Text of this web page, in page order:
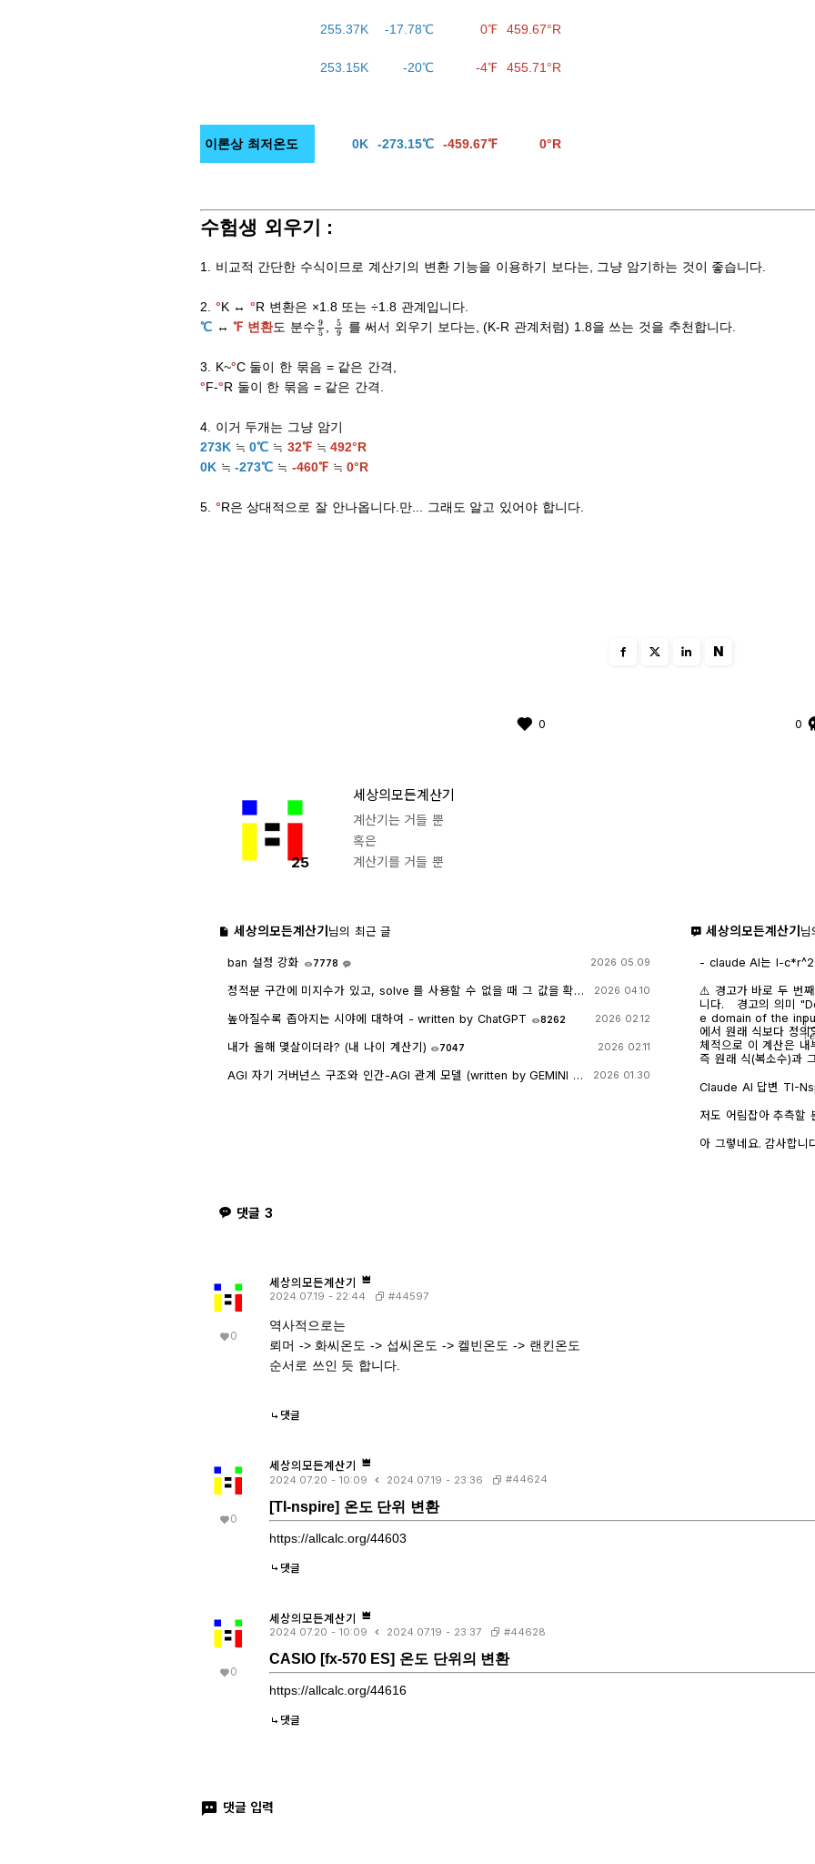
255.37K -17.78℃ 0℉ 459.67°R
253.15K -20℃ -4℉ 455.71°R
이론상 최저온도 0K -273.15℃ -459.67℉ 0°R
수험생 외우기 :
1. 비교적 간단한 수식이므로 계산기의 변환 기능을 이용하기 보다는, 그냥 암기하는 것이 좋습니다.
2. °K ↔°R 변환은 ×1.8 또는 ÷1.8 관계입니다.
℃ ↔℉ 변환도 분수 9
5 5
9 를 써서 외우기 보다는, (K-R 관계처럼) 1.8을 쓰는 것을 추천합니다.
3. K~°C 둘이 한 묶음 = 같은 간격,
°F-°R 둘이 한 묶음 = 같은 간격.
4. 이거 두개는 그냥 암기
273K ≒0℃ ≒ 32℉≒492°R
0K ≒-273℃ ≒ -460℉≒0°R
5. °R은 상대적으로 잘 안나옵니다.만... 그래도 알고 있어야 합니다.
N
0 0
25
세상의모든계산기
계산기는 거들 뿐
혹은
계산기를 거들 뿐
세상의모든계산기 님의 최근 글
ban 설정 강화
7778
2026 05.09
정적분 구간에 미지수가 있고, solve 를 사용할 수 없을 때 그 값을 확
2026 04.10
높아질수록 좁아지는 시야에 대하여 - written by ChatGPT 8262 2026 02.12
내가 올해 몇살이더라? (내 나이 계산기) 7047 2026 02.11
AGI 자기 거버넌스 구조와 인간-AGI 관계 모델 (written by GEMINI &
2026 01.30
세상의모든계산기 님
- claude AI는 l-c*r^2 을 1-c*r^2 으로 잘못
도 결과는 바뀌지 않습
⚠️ 경고가 바로 두 번
니다. 경고의 의미 "Domain of the result might be larger than th
e domain of the
에서 원래 식보다 정의
체적으로 이 계산은 내
|e
즉 원래 식(복소수)과
→ x 또는 √a·√b →
일일이 다 추적하지
무관하게) 정의되는 1/
Claude AI 답변 TI-Nspire CAS의 | (such that / 조건대입) 연산자는
후에 처음부터 다시 "
첫 번째 경우 (|er/(e·r)| |
저도 어림잡아 추측할 뿐
AI에 넣어 보니 claude AI 가 제일 합리적인 답변을 주어서 이를 붙여
아 그렇네요. 감사합니
댓글 3
0
세상의모든계산기
2024.07.19 - 22:44 #44597
역사적으로는
뢰머 -> 화씨온도 -> 섭씨온도 -> 켈빈온도 -> 랜킨온도
순서로 쓰인 듯 합니다.
댓글
0
세상의모든계산기
2024.07.20 - 10:09 2024.07.19 - 23:36 #44624
[TI-nspire] 온도 단위 변환
https://allcalc.org/44603
댓글
0
세상의모든계산기
2024.07.20 - 10:09 2024.07.19 - 23:37 #44628
CASIO [fx-570 ES] 온도 단위의 변환
https://allcalc.org/44616
댓글
댓글 입력